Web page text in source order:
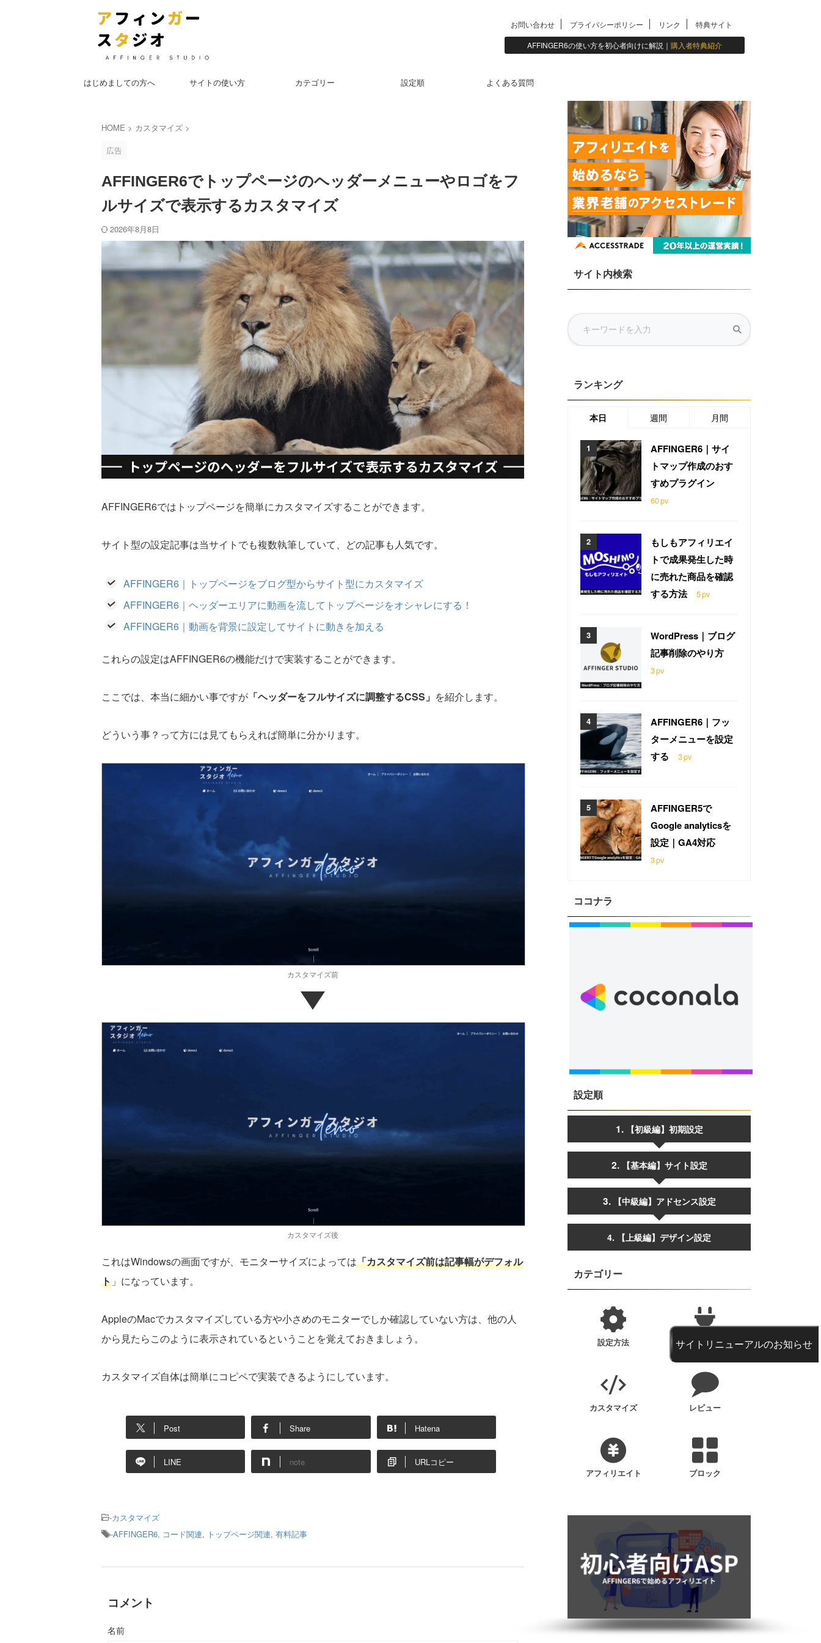
お問い合わせ プライバシーポリシー リンク
特典サイト
AFFINGER6の使い方を初心者向けに解説｜ 購入者特典紹介
はじめましての方へ サイトの使い方 カテゴリー 設定順 よくある質問
HOME > カスタマイズ >
広告
AFFINGER6でトップページのヘッダーメニューやロゴをフ
ルサイズで表示するカスタマイズ
2026年8月8日
AFFINGER6ではトップページを簡単にカスタマイズすることができます。
サイト型の設定記事は当サイトでも複数執筆していて、どの記事も人気です。
AFFINGER6｜トップページをブログ型からサイト型にカスタマイズ
AFFINGER6｜ヘッダーエリアに動画を流してトップページをオシャレにする！
AFFINGER6｜動画を背景に設定してサイトに動きを加える
これらの設定はAFFINGER6の機能だけで実装することができます。
ここでは、本当に細かい事ですが 「ヘッダーをフルサイズに調整するCSS」 を紹介します。
どういう事？って方には見てもらえれば簡単に分かります。
カスタマイズ前
カスタマイズ後
これはWindowsの画面ですが、モニターサイズによっては「カスタマイズ前は記事幅がデフォル
ト 」になっています。
AppleのMacでカスタマイズしている方や小さめのモニターでしか確認していない方は、他の人
から見たらこのように表示されているということを覚えておきましょう。
カスタマイズ自体は簡単にコピペで実装できるようにしています。
Post Share Hatena
LINE note URLコピー
-カスタマイズ
-AFFINGER6, コード関連, トップページ関連, 有料記事
コメント
名前
サイト内検索
ランキング
本日 週間 月間
AFFINGER6｜サイ
トマップ作成のおす
すめプラグイン
60pv
もしもアフィリエイ
トで成果発生した時
に売れた商品を確認
する方法
5pv
WordPress｜ブログ
記事削除のやり方
3pv
AFFINGER6｜フッ
ターメニューを設定
する
3pv
AFFINGER5で
Google analyticsを
設定｜GA4対応
3pv
ココナラ
設定順
【初級編】初期設定
【基本編】サイト設定
【中級編】アドセンス設定
4. 【上級編】デザイン設定
カテゴリー
設定方法 プラグイン
カスタマイズ レビュー
アフィリエイト ブロック
サイトリニューアルのお知らせ